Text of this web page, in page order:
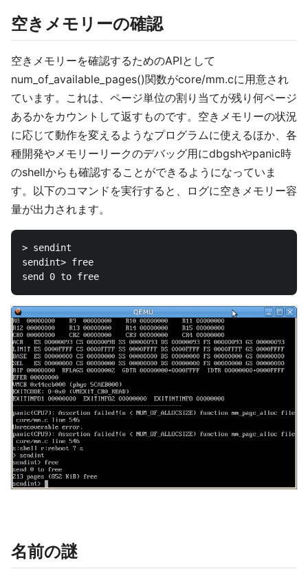
空きメモリーの確認
空きメモリーを確認するためのAPIとして
num_of_available_pages()関数がcore/mm.cに用意され
ています。これは、ページ単位の割り当てが残り何ページ
あるかをカウントして返すものです。空きメモリーの状況
に応じて動作を変えるようなプログラムに使えるほか、各
種開発やメモリーリークのデバッグ用にdbgshやpanic時
のshellからも確認することができるようになっていま
す。以下のコマンドを実行すると、ログに空きメモリー容
量が出力されます。
> sendint
sendint> free
名前の謎